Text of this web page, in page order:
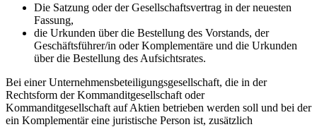
Die Satzung oder der Gesellschaftsvertrag in der neuesten
Fassung,
die Urkunden über die Bestellung des Vorstands, der
Geschäftsführer/in oder Komplementäre und die Urkunden
über die Bestellung des Aufsichtsrates.
Bei einer Unternehmensbeteiligungsgesellschaft, die in der
Rechtsform der Kommanditgesellschaft oder
Kommanditgesellschaft auf Aktien betrieben werden soll und bei der
ein Komplementär eine juristische Person ist, zusätzlich